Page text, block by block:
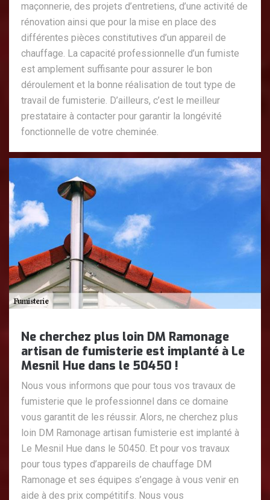
maçonnerie, des projets d’entretiens, d’une activité de
rénovation ainsi que pour la mise en place des
différentes pièces constitutives d’un appareil de
chauffage. La capacité professionnelle d’un fumiste
est amplement suffisante pour assurer le bon
déroulement et la bonne réalisation de tout type de
travail de fumisterie. D’ailleurs, c’est le meilleur
prestataire à contacter pour garantir la longévité
fonctionnelle de votre cheminée.
Ne cherchez plus loin DM Ramonage
artisan de fumisterie est implanté à Le
Mesnil Hue dans le 50450 !
Nous vous informons que pour tous vos travaux de
fumisterie que le professionnel dans ce domaine
vous garantit de les réussir. Alors, ne cherchez plus
loin DM Ramonage artisan fumisterie est implanté à
Le Mesnil Hue dans le 50450. Et pour vos travaux
pour tous types d’appareils de chauffage DM
Ramonage et ses équipes s’engage à vous venir en
aide à des prix compétitifs. Nous vous